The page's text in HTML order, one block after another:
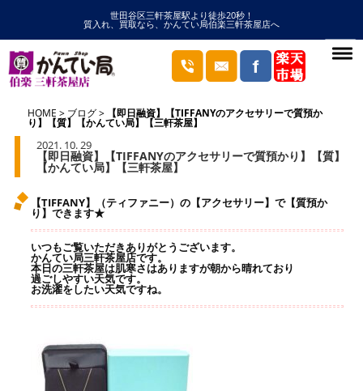
世田谷区三軒茶屋駅より徒歩20秒！
質入れ、買取なら、かんてい局伯楽三軒茶屋店へ
HOME ブログ 【即日融資】【TIFFANYのアクセサリーで質預か
り】【質】【かんてい局】【三軒茶屋】
2021. 10. 29
【即日融資】【TIFFANYのアクセサリーで質預かり】【質】
【かんてい局】【三軒茶屋】
【TIFFANY】（ティファニー）の【アクセサリー】で【質預か
り】できます★
いつもご覧いただきありがとうございます。
かんてい局三軒茶屋店です。
本日の三軒茶屋は肌寒さはありますが朝から晴れており
過ごしやすい天気です。
お洗濯をしたい天気ですね。